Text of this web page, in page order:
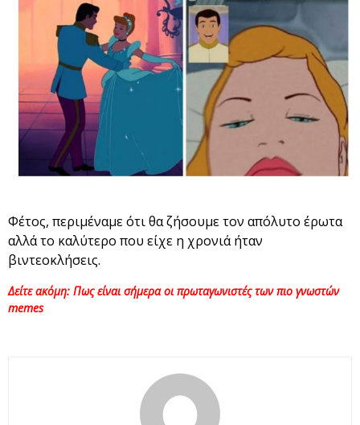
Φέτος, περιμέναμε ότι θα ζήσουμε τον απόλυτο έρωτα
αλλά το καλύτερο που είχε η χρονιά ήταν
βιντεοκλήσεις.
Δείτε ακόμη: Πως είναι σήμερα οι πρωταγωνιστές των πιο γνωστών
memes